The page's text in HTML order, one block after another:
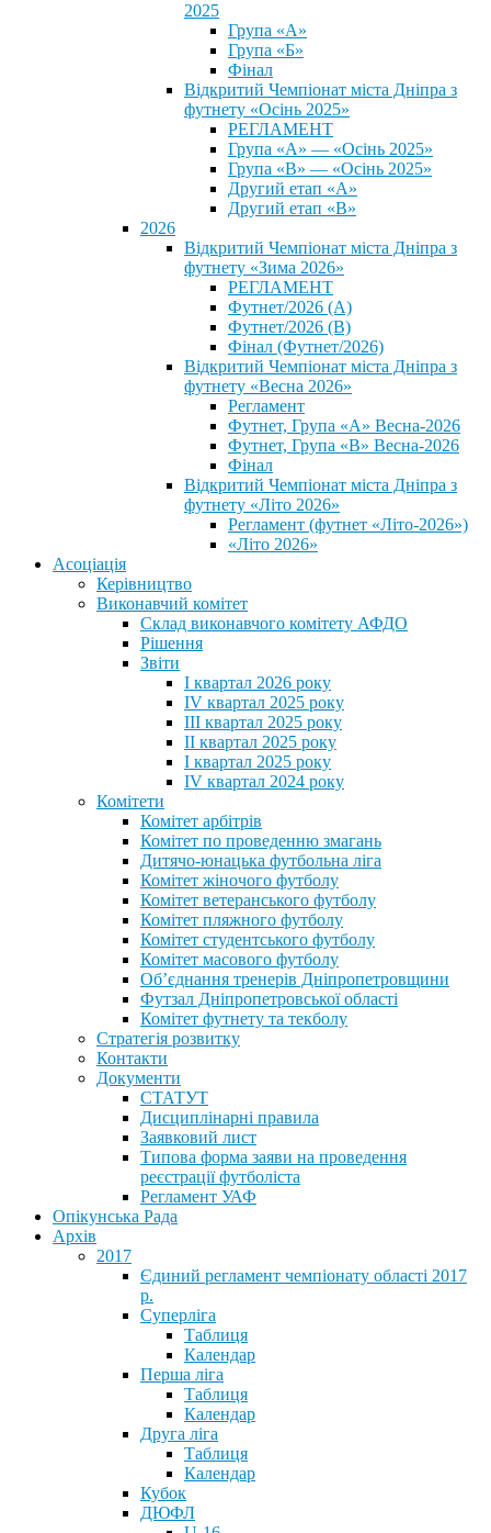
2025
Група «А»
Група «Б»
Фінал
Відкритий Чемпіонат міста Дніпра з
футнету «Осінь 2025»
РЕГЛАМЕНТ
Група «А» — «Осінь 2025»
Група «В» — «Осінь 2025»
Другий етап «А»
Другий етап «В»
2026
Відкритий Чемпіонат міста Дніпра з
футнету «Зима 2026»
РЕГЛАМЕНТ
Футнет/2026 (А)
Футнет/2026 (В)
Фінал (Футнет/2026)
Відкритий Чемпіонат міста Дніпра з
футнету «Весна 2026»
Регламент
Футнет, Група «А» Весна-2026
Футнет, Група «В» Весна-2026
Фінал
Відкритий Чемпіонат міста Дніпра з
футнету «Літо 2026»
Регламент (футнет «Літо-2026»)
«Літо 2026»
Асоціація
Керівництво
Виконавчий комітет
Склад виконавчого комітету АФДО
Рішення
Звіти
I квартал 2026 року
IV квартал 2025 року
III квартал 2025 року
II квартал 2025 року
I квартал 2025 року
IV квартал 2024 року
Комітети
Комітет арбітрів
Комітет по проведенню змагань
Дитячо-юнацька футбольна ліга
Комітет жіночого футболу
Комітет ветеранського футболу
Комітет пляжного футболу
Комітет студентського футболу
Комітет масового футболу
Обʼєднання тренерів Дніпропетровщини
Футзал Дніпропетровської області
Комітет футнету та текболу
Стратегія розвитку
Контакти
Документи
СТАТУТ
Дисциплінарні правила
Заявковий лист
Типова форма заяви на проведення
реєстрації футболіста
Регламент УАФ
Опікунська Рада
Архів
2017
Єдиний регламент чемпіонату області 2017
р.
Суперліга
Таблиця
Календар
Перша ліга
Таблиця
Календар
Друга ліга
Таблиця
Календар
Кубок
ДЮФЛ